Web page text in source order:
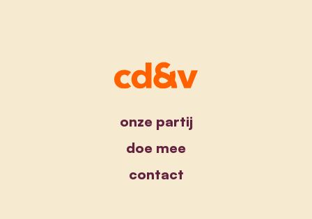
onze partij
doe mee
contact